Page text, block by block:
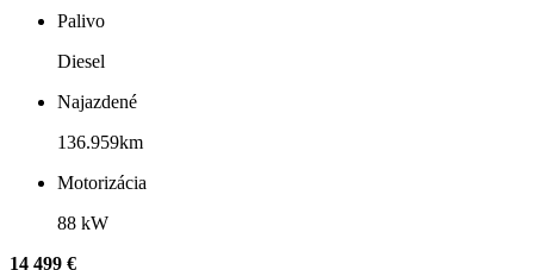
Palivo
Diesel
Najazdené
136.959km
Motorizácia
88 kW
14 499 €